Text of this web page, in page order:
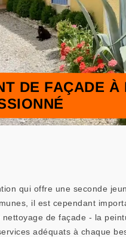
DE FAÇADE À
qui offre une seconde
il est cependant
de façade - la
adéquats à chaque